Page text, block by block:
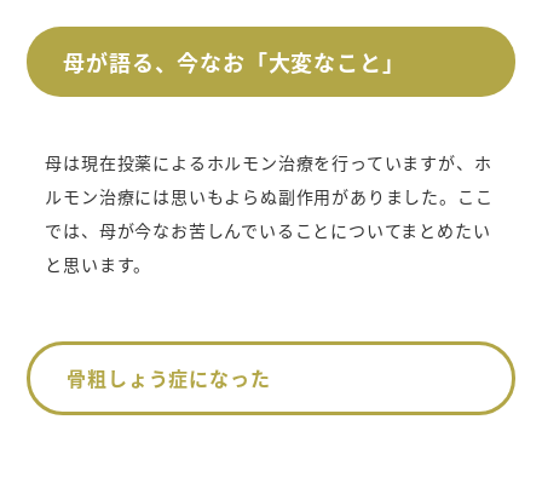
母が語る、今なお「大変なこと」
母は現在投薬によるホルモン治療を行っていますが、ホ
ルモン治療には思いもよらぬ副作用がありました。 ここ
では、母が今なお苦しんでいることについてまとめたい
と思います。
骨粗しょう症になった